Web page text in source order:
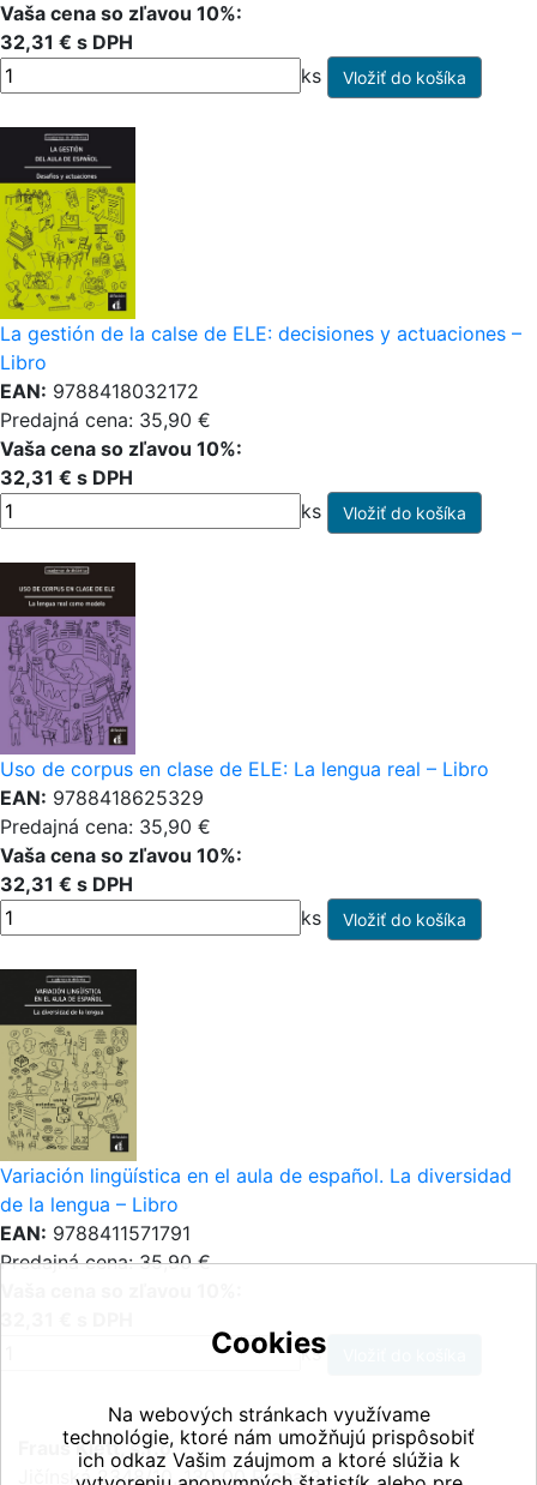
Vaša cena so zľavou 10%:
32,31 € s DPH
ks
La gestión de la calse de ELE: decisiones y actuaciones –
Libro
EAN: 9788418032172
Predajná cena: 35,90 €
Vaša cena so zľavou 10%:
32,31 € s DPH
ks
Uso de corpus en clase de ELE: La lengua real – Libro
EAN: 9788418625329
Predajná cena: 35,90 €
Vaša cena so zľavou 10%:
32,31 € s DPH
ks
Variación lingüística en el aula de español. La diversidad
de la lengua – Libro
EAN: 9788411571791
Predajná cena: 35,90 €
ks
Fraus Klett, s.r.o.
Jičínská 2348/10, 130 00 Praha 3
Cookies
Na webových stránkach využívame
technológie, ktoré nám umožňujú prispôsobiť
ich odkaz Vašim záujmom a ktoré slúžia k